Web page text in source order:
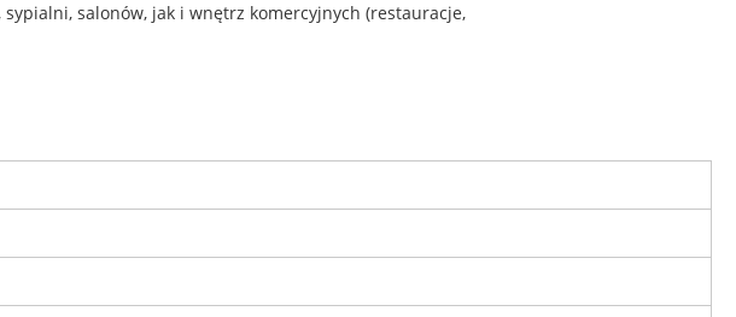
salonów, jak i wnętrz komercyjnych (restauracje,